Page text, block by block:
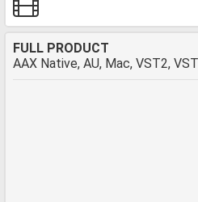
FULL PRODUCT
AAX Native, AU, Mac, VST2,